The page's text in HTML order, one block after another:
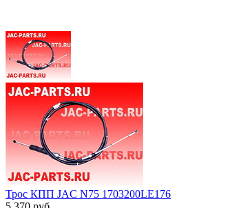
Трос КПП JAC N75 1703200LE176